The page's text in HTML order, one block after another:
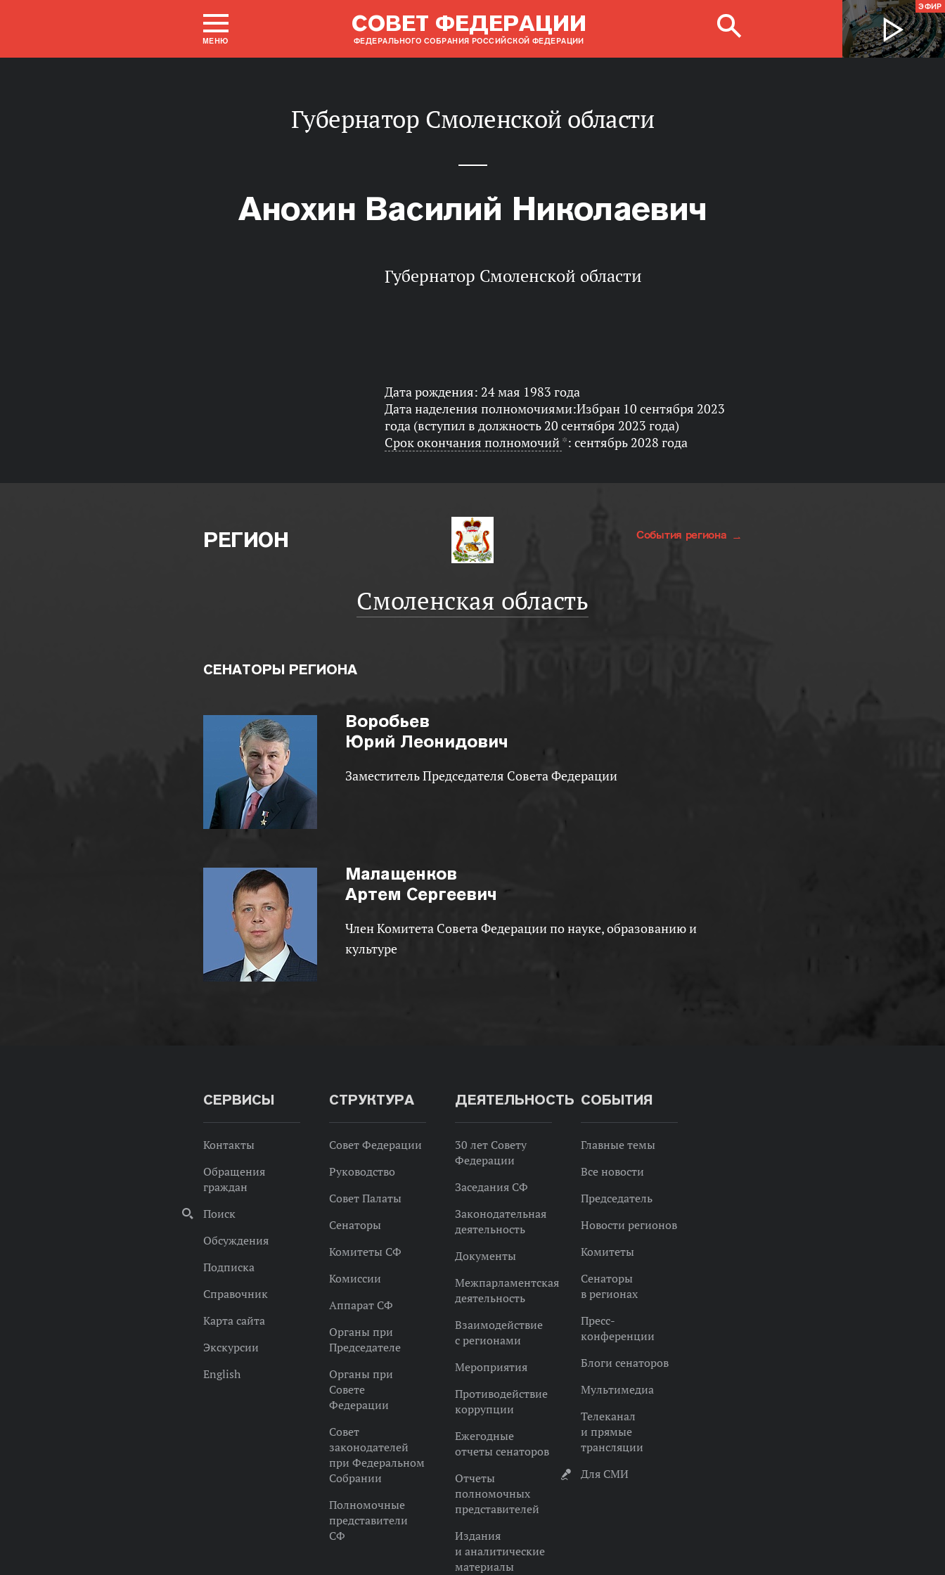
МЕНЮ
СОВЕТ ФЕДЕРАЦИИ
ФЕДЕРАЛЬНОГО СОБРАНИЯ РОССИЙСКОЙ ФЕДЕРАЦИИ
ЭФИР
Губернатор Смоленской области
Анохин Василий Николаевич
Губернатор Смоленской области
Дата рождения: 24 мая 1983 года
Дата наделения полномочиями:Избран 10 сентября 2023
года (вступил в должность 20 сентября 2023 года)
Срок окончания полномочий*: сентябрь 2028 года
РЕГИОН События региона
Смоленская область
СЕНАТОРЫ РЕГИОНА
Воробьев
Юрий Леонидович
Заместитель Председателя Совета Федерации
Малащенков
Артем Сергеевич
Член Комитета Совета Федерации по науке, образованию и
культуре
СЕРВИСЫ
Контакты
Обращения
граждан
Поиск
Обсуждения
Подписка
Справочник
Карта сайта
Экскурсии
English
СТРУКТУРА
Совет Федерации
Руководство
Совет Палаты
Сенаторы
Комитеты СФ
Комиссии
Аппарат СФ
Органы при
Председателе
Органы при
Совете
Федерации
Совет
законодателей
при Федеральном
Собрании
Полномочные
представители
СФ
ДЕЯТЕЛЬНОСТЬ
30 лет Совету
Федерации
Заседания СФ
Законодательная
деятельность
Документы
Межпарламентская
деятельность
Взаимодействие
с регионами
Мероприятия
Противодействие
коррупции
Ежегодные
отчеты сенаторов
Отчеты
полномочных
представителей
Издания
и аналитические
материалы
СОБЫТИЯ
Главные темы
Все новости
Председатель
Новости регионов
Комитеты
Сенаторы
в регионах
Пресс-
конференции
Блоги сенаторов
Мультимедиа
Телеканал
и прямые
трансляции
Для СМИ